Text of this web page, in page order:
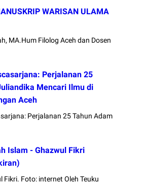
WARISAN ULAMA
MA.Hum Filolog Aceh dan Dosen
Perjalanan 25
Mencari Ilmu di
Aceh
Perjalanan 25 Tahun Adam
Islam - Ghazwul Fikri
Fikri. Foto: internet Oleh Teuku